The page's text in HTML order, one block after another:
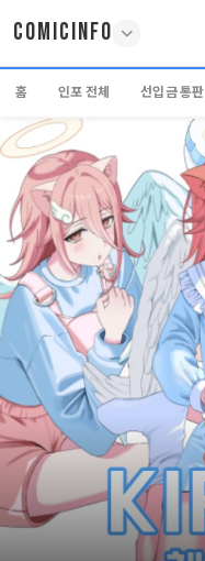
COMICINFO
홈 인포 전체 선입금 통판